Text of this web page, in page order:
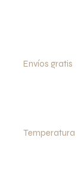
Envíos gratis
Temperatura